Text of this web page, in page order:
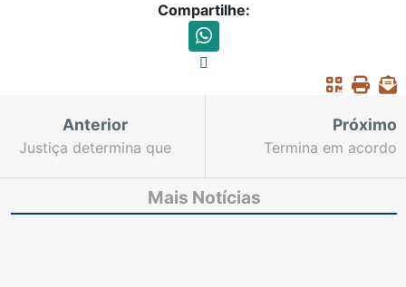
Compartilhe:
Anterior
Justiça determina que
Quixeramobim
Próximo
Termina em acordo
Educação e Município
Mais Notícias